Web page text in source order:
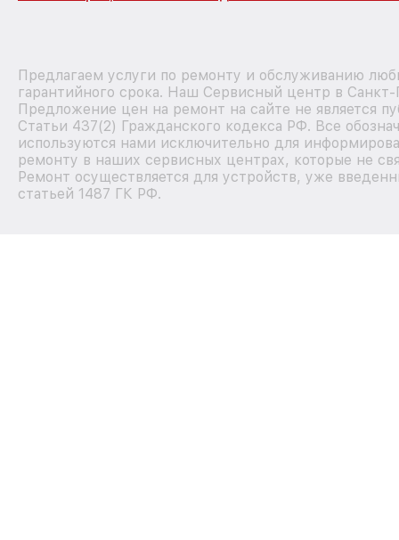
Предлагаем услуги по ремонту и обслуживанию
гарантийного срока. Наш Сервисный центр в
Предложение цен на ремонт на сайте не является
Статьи 437(2) Гражданского кодекса РФ. Все
используются нами исключительно для
ремонту в наших сервисных центрах, которые не
Ремонт осуществляется для устройств, уже
статьей 1487 ГК РФ.